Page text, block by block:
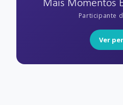
Participante
Ver